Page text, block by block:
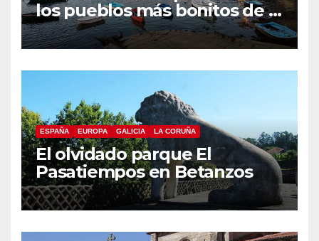
los pueblos más bonitos de A
Coruña, Puentedeume
ESPAÑA EUROPA GALICIA LA CORUÑA
El olvidado parque El
Pasatiempos en Betanzos